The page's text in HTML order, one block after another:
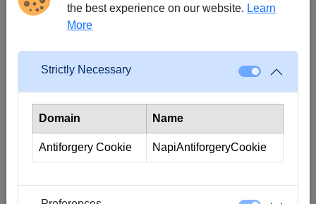
Passwort
Passwort bestätigen
the best experience on our website. Learn
More
Strictly Necessary
Domain Name
Antiforgery Cookie NapiAntiforgeryCookie